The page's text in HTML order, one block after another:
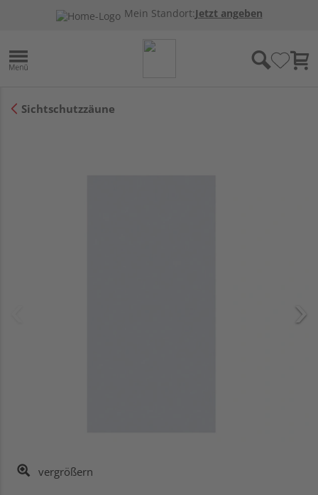
Mein Standort:Jetzt angeben
Sichtschutzzäune
vergrößern